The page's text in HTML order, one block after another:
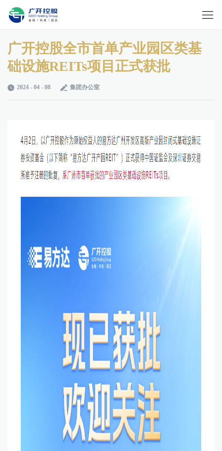
广开控股全市首单产业园区类基
础设施REITs项目正式获批
2024 - 04 - 08 集团办公室